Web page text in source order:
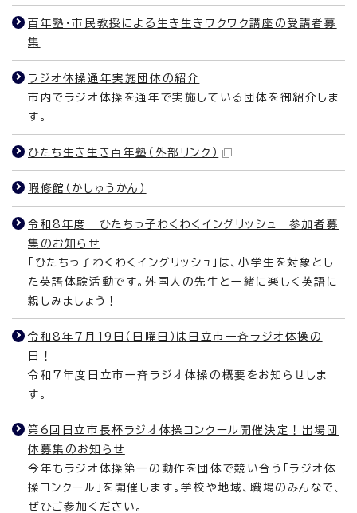
百年塾・市民教授による生き生きワクワク講座の受講者募
集
ラジオ体操通年実施団体の紹介
市内でラジオ体操を通年で実施している団体を御紹介しま
す。
ひたち生き生き百年塾 （外部リンク）
暇修館（かしゅうかん）
令和8年度 ひたちっ子わくわくイングリッシュ 参加者募
集のお知らせ
「ひたちっ子わくわくイングリッシュ」は、小学生を対象とし
た英語体験活動です。外国人の先生と一緒に楽しく英語に
親しみましょう！
令和8年7月19日（日曜日）は日立市一斉ラジオ体操の
日！
令和7年度日立市一斉ラジオ体操の概要をお知らせしま
す。
第6回日立市長杯ラジオ体操コンクール開催決定！出場団
体募集のお知らせ
今年もラジオ体操第一の動作を団体で競い合う「ラジオ体
操コンクール」を開催します。学校や地域、職場のみんなで、
ぜひご参加ください。